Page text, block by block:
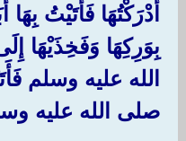
أَدْرَكْتُهَا فَأَتَيْتُ
بِوَرِكِهَا وَفَخِذَيْهَا
الله عليه وسلم
صلى الله عليه